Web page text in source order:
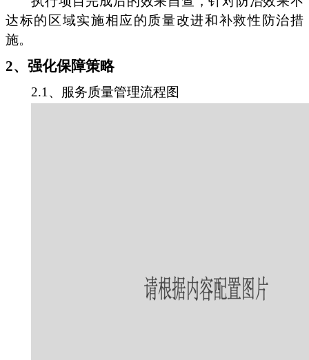
达标的区域实施相应的质量改进和补救性防治措
施。
2、强化保障策略
2.1、服务质量管理流程图